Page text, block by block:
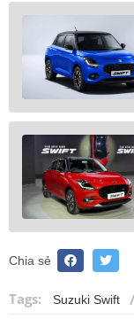
Chia sẻ
Tags: Suzuki Swift